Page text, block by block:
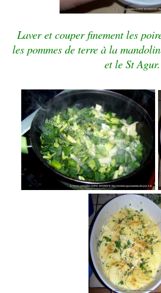
Laver et couper finement les
les pommes de terre à la
et le St Agur.